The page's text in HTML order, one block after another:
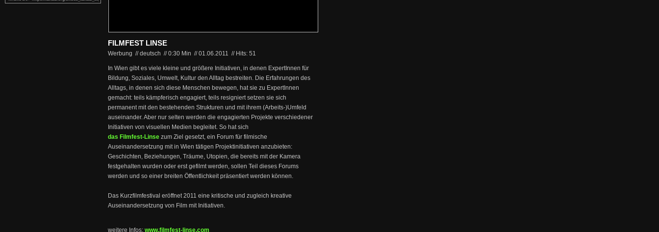
FILMFEST LINSE
Werbung // deutsch //0:30 Min //01.06.2011 // Hits: 51
In Wien gibt es viele kleine und größere Initiativen, in denen ExpertInnen für
Bildung, Soziales, Umwelt, Kultur den Alltag bestreiten. Die Erfahrungen des
Alltags, in denen sich diese Menschen bewegen, hat sie zu ExpertInnen
gemacht: teils kämpferisch engagiert, teils resigniert setzen sie sich
permanent mit den bestehenden Strukturen und mit ihrem (Arbeits-)Umfeld
auseinander. Aber nur selten werden die engagierten Projekte verschiedener
Initiativen von visuellen Medien begleitet. So hat sich
das Filmfest-Linse zum Ziel gesetzt, ein Forum für filmische
Auseinandersetzung mit in Wien tätigen Projektinitiativen anzubieten:
Geschichten, Beziehungen, Träume, Utopien, die bereits mit der Kamera
festgehalten wurden oder erst gefilmt werden, sollen Teil dieses Forums
werden und so einer breiten Öffentlichkeit präsentiert werden können.
Das Kurzfilmfestival eröffnet 2011 eine kritische und zugleich kreative
Auseinandersetzung von Film mit Initiativen.
weitere Infos: www.filmfest-linse.com